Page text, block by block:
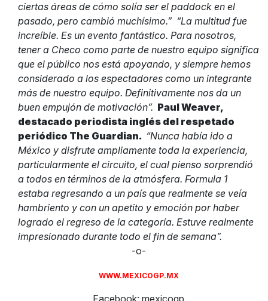
ciertas áreas de cómo solía ser el paddock en el
pasado, pero cambió muchísimo.” “La multitud fue
increíble. Es un evento fantástico. Para nosotros,
tener a Checo como parte de nuestro equipo significa
que el público nos está apoyando, y siempre hemos
considerado a los espectadores como un integrante
más de nuestro equipo. Definitivamente nos da un
buen empujón de motivación”. Paul Weaver,
destacado periodista inglés del respetado
periódico The Guardian. “Nunca había ido a
México y disfrute ampliamente toda la experiencia,
particularmente el circuito, el cual pienso sorprendió
a todos en términos de la atmósfera. Formula 1
estaba regresando a un país que realmente se veía
hambriento y con un apetito y emoción por haber
logrado el regreso de la categoría. Estuve realmente
impresionado durante todo el fin de semana”.
-o-
WWW.MEXICOGP.MX
Facebook: mexicogp